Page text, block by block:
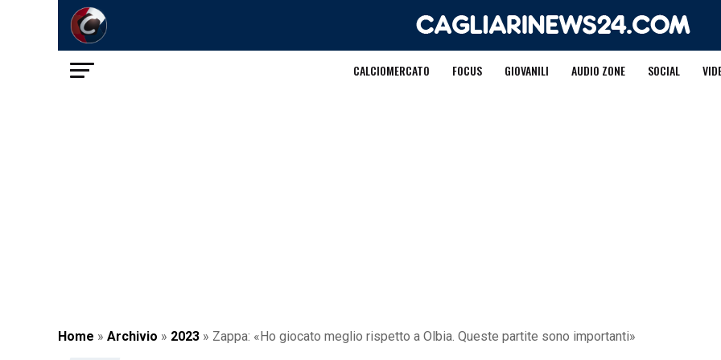
CALCIOMERCATO FOCUS GIOVANILI AUDIO ZONE SOCIAL
Home » Archivio » 2023 » Zappa: «Ho giocato meglio rispetto a Olbia. Queste partite sono importanti»